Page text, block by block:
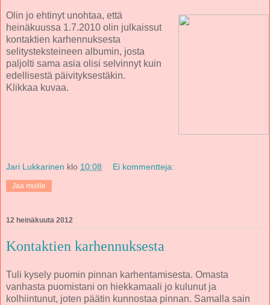
Olin jo ehtinyt unohtaa, että
heinäkuussa 1.7.2010 olin julkaissut
kontaktien karhennuksesta
selitysteksteineen albumin, josta
paljolti sama asia olisi selvinnyt kuin
edellisestä päivityksestäkin.
Klikkaa kuvaa.
Jari Lukkarinen klo 10:08 Ei kommentteja:
Jaa muille
12 heinäkuuta 2012
Kontaktien karhennuksesta
Tuli kysely puomin pinnan karhentamisesta. Omasta
vanhasta puomistani on hiekkamaali jo kulunut ja
kolhiintunut, joten päätin kunnostaa pinnan. Samalla sain